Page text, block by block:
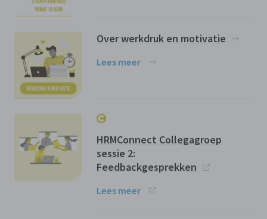
Over werkdruk en motivatie
Lees meer
HRMConnect Collegagroep
sessie 2:
Feedbackgesprekken
Lees meer